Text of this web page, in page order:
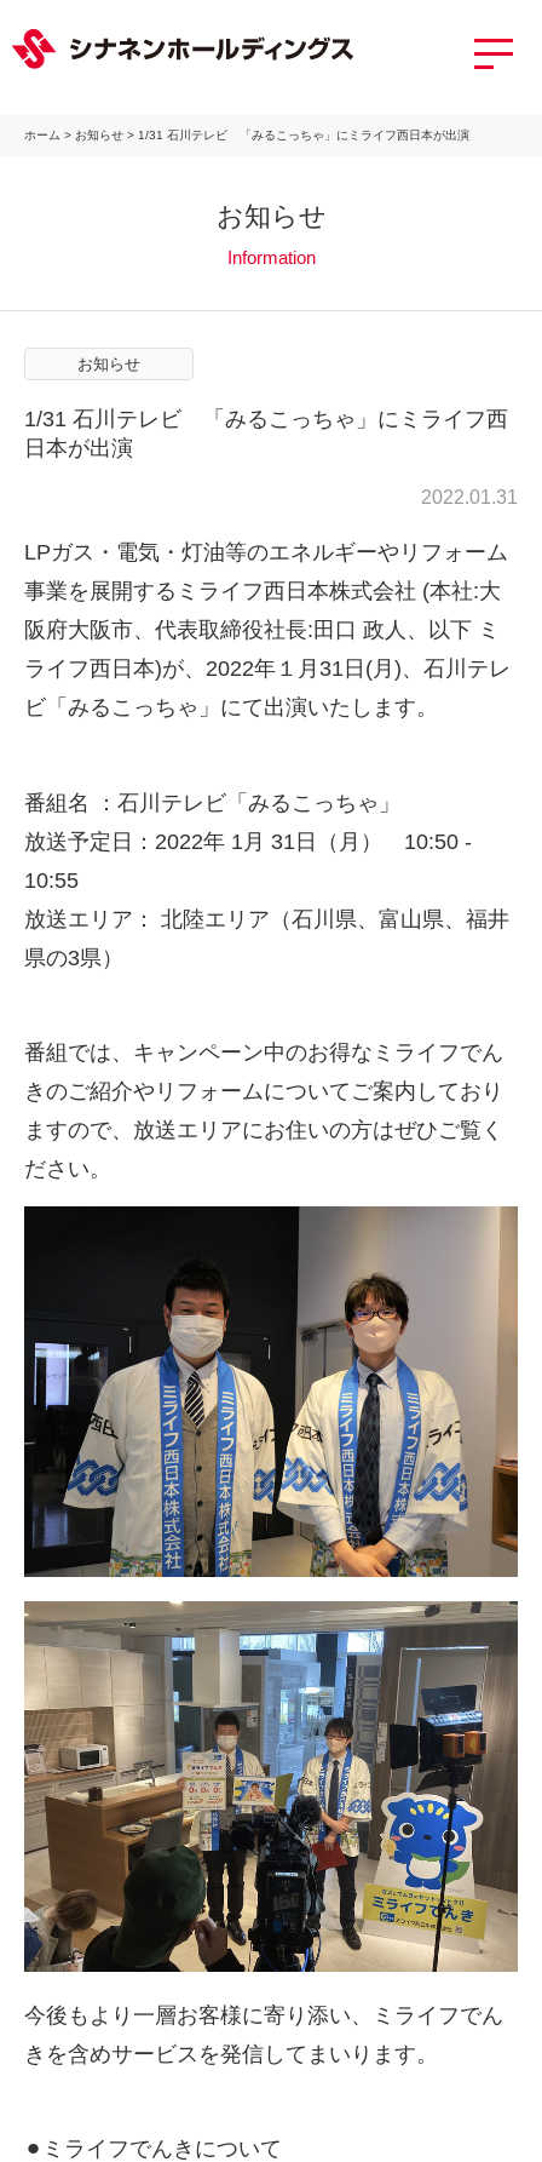
ホーム > お知らせ > 1/31 石川テレビ 「みるこっちゃ」にミライフ西日本が出演
お知らせ
Information
お知らせ
1/31 石川テレビ 「みるこっちゃ」にミライフ西
日本が出演
2022.01.31
LPガス・電気・灯油等のエネルギーやリフォーム
事業を展開するミライフ西日本株式会社 (本社:大
阪府大阪市、代表取締役社長: 田口 政人、以下 ミ
ライフ西日本)が、 2022年１月 31 日 (月 )、石川テレ
ビ「みるこっちゃ」にて出演いたします。
番組名 ：石川テレビ「みるこっちゃ」
放送予定日： 2022年 1 月 31 日（月） 10:50 -
10:55
放送エリア： 北陸エリア（石川県、富山県、福井
県の3県）
番組では、キャンペーン中のお得なミライフでん
きのご紹介やリフォームについてご案内しており
ますので、放送エリアにお住いの方はぜひご覧く
ださい。
今後もより一層お客様に寄り添い、ミライフでん
きを含めサービスを発信してまいります。
⚫ ミライフでんきについて